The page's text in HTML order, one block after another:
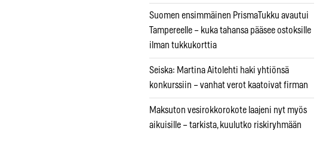
Suomen ensimmäinen PrismaTukku avautui
Tampereelle – kuka tahansa pääsee ostoksille
ilman tukkukorttia
Seiska: Martina Aitolehti haki yhtiönsä
konkurssiin – vanhat verot kaatoivat firman
Maksuton vesirokkorokote laajeni nyt myös
aikuisille – tarkista, kuulutko riskiryhmään